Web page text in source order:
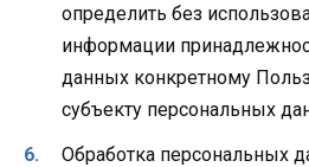
определить без
информации
данных конкретному
субъекту персональных
Обработка персональных